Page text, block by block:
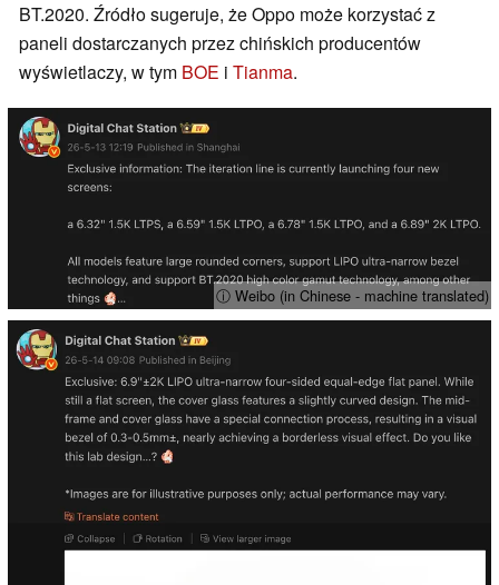
BT.2020. Źródło sugeruje, że Oppo może korzystać z
paneli dostarczanych przez chińskich producentów
wyświetlaczy, w tym BOE i Tianma.
ⓘ Weibo (in Chinese - machine translated)